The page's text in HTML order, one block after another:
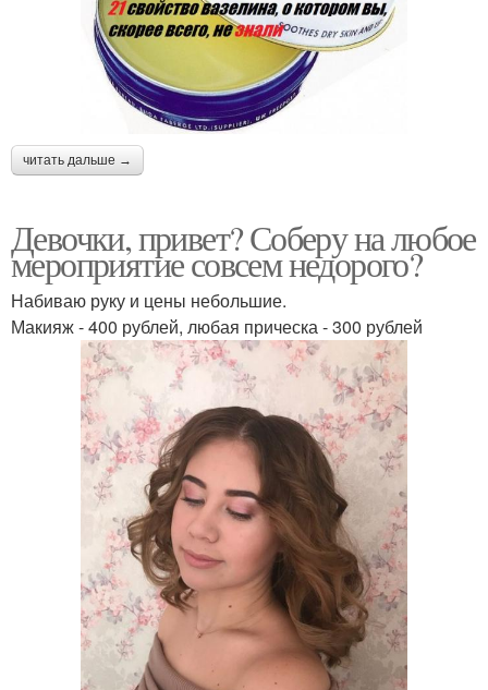
читать дальше →
Девочки, привет? Соберу на любое
мероприятие совсем недорого?
Набиваю руку и цены небольшие.
Макияж - 400 рублей, любая прическа - 300 рублей